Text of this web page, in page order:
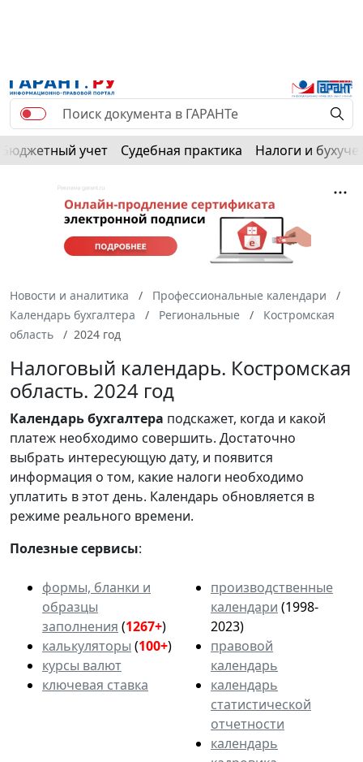
Бюджетный учет Судебная практика Налоги и
Новости и аналитика
Профессиональные календари
Календарь бухгалтера
Региональные
Костромская
область
2024 год
Налоговый календарь. Костромская
область. 2024 год
Календарьбухгалтера подскажет, когда и какой
платеж необходимо совершить. Достаточно
выбрать интересующую дату, и появится
информация о том, какие налоги необходимо
уплатить в этот день. Календарь обновляется в
режиме реального времени.
Полезные сервисы:
формы, бланки и
образцы
заполнения (1267+)
калькуляторы (100+)
курсы валют
ключевая ставка
производственные
календари (1998-
2023)
правовой
календарь
календарь
статистической
отчетности
календарь